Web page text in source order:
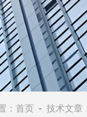
： 首页 - 技术文章